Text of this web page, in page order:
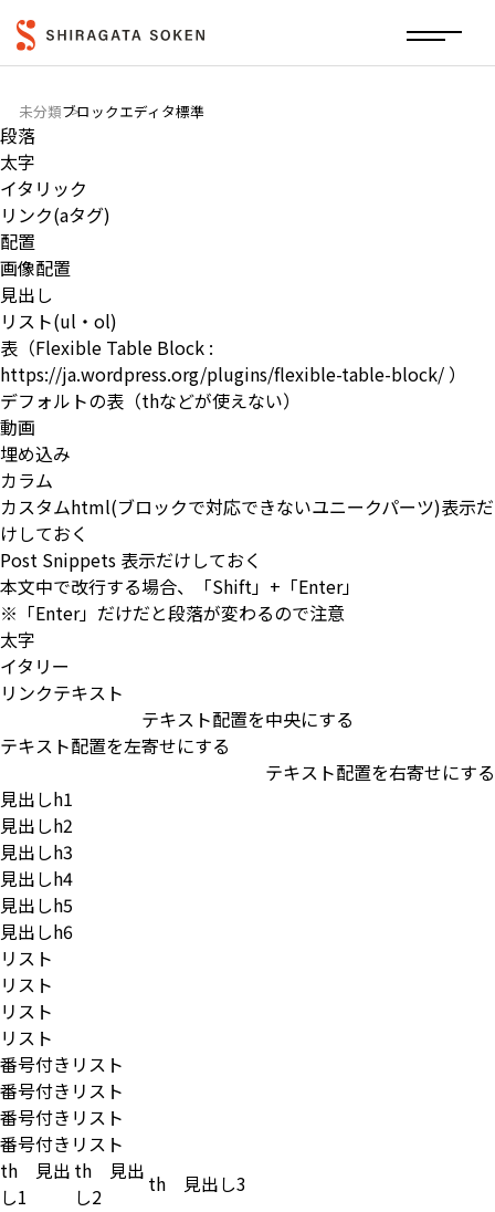
未分類ブロックエディタ標準
段落
太字
イタリック
リンク(aタグ)
配置
画像配置
見出し
リスト(ul・ol)
表（Flexible Table Block :
https://ja.wordpress.org/plugins/flexible-table-block/ ）
デフォルトの表（thなどが使えない）
動画
埋め込み
カラム
カスタムhtml(ブロックで対応できないユニークパーツ)表示だ
けしておく
Post Snippets 表示だけしておく
本文中で改行する場合、「Shift」+「Enter」
※「Enter」だけだと段落が変わるので注意
太字
イタリー
リンクテキスト
テキスト配置を中央にする
テキスト配置を左寄せにする
テキスト配置を右寄せにする
見出しh1
見出しh2
見出しh3
見出しh4
見出しh5
見出しh6
リスト
リスト
リスト
リスト
番号付きリスト
番号付きリスト
番号付きリスト
番号付きリスト
th 見出
し1
th 見出
し2
th 見出し3